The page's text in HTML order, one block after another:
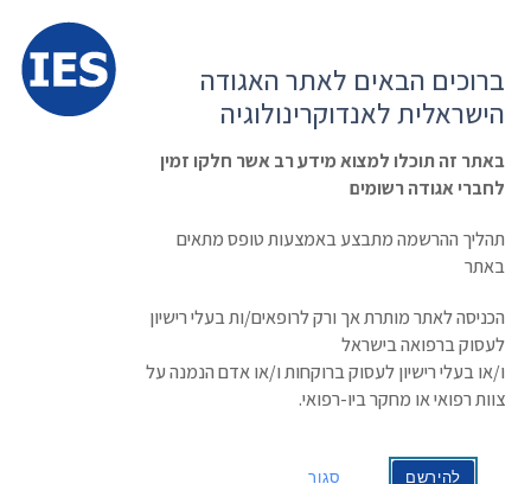
הרשמה ועדכון נתונים
כניסת חברים
ראשי » תעוד מפגש
Prof. Izhar Ben-Shlomo
ברוכים הבאים לאתר האגודה
הישראלית לאנדוקרינולוגיה
באתר זה תוכלו למצוא מידע רב אשר חלקו זמין
לחברי אגודה רשומים
תהליך ההרשמה מתבצע באמצעות טופס מתאים
באתר
הכניסה לאתר מותרת אך ורק לרופאים/ות בעלי רישיון
לעסוק ברפואה בישראל
ו/או בעלי רישיון לעסוק ברוקחות ו/או אדם הנמנה על
צוות רפואי או מחקר ביו-רפואי.
להירשם סגור